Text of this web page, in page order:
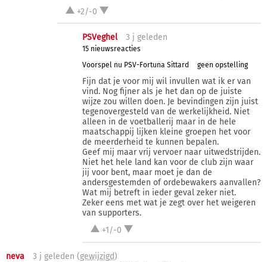
+2/-0
PSVeghel 3 j geleden
15 nieuwsreacties
Voorspel nu PSV-Fortuna Sittard
geen opstelling
Fijn dat je voor mij wil invullen wat ik er van
vind. Nog fijner als je het dan op de juiste
wijze zou willen doen. Je bevindingen zijn juist
tegenovergesteld van de werkelijkheid. Niet
alleen in de voetballerij maar in de hele
maatschappij lijken kleine groepen het voor
de meerderheid te kunnen bepalen.
Geef mij maar vrij vervoer naar uitwedstrijden.
Niet het hele land kan voor de club zijn waar
jij voor bent, maar moet je dan de
andersgestemden of ordebewakers aanvallen?
Wat mij betreft in ieder geval zeker niet.
Zeker eens met wat je zegt over het weigeren
van supporters.
+1/-0
neva 3 j geleden (gewijzigd)